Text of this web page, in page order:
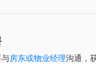
房东或物业经理沟通，